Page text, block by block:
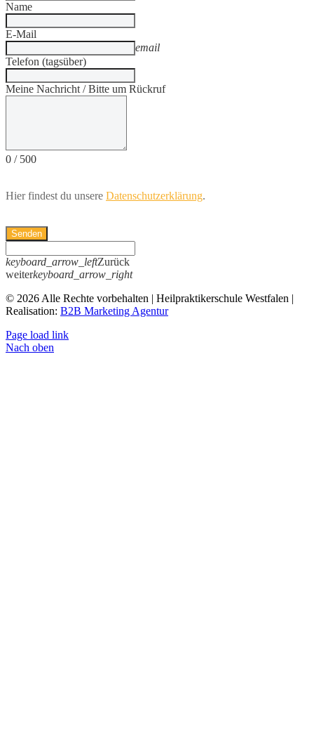
Name
E-Mail
email
Telefon (tagsüber)
Meine Nachricht / Bitte um Rückruf
0 / 500
Hier findest du unsere Datenschutzerklärung.
Senden
keyboard_arrow_leftZurück
weiterkeyboard_arrow_right
© 2026 Alle Rechte vorbehalten | Heilpraktikerschule Westfalen |
Realisation: B2B Marketing Agentur
Page load link
Nach oben